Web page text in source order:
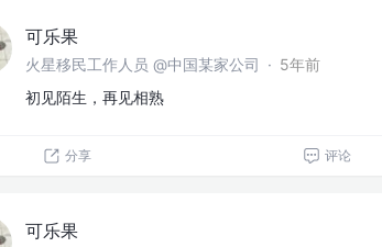
可乐果
火星移民工作人员 @中国某家公司 · 5年前
初见陌生，再见相熟
分享 评论
可乐果